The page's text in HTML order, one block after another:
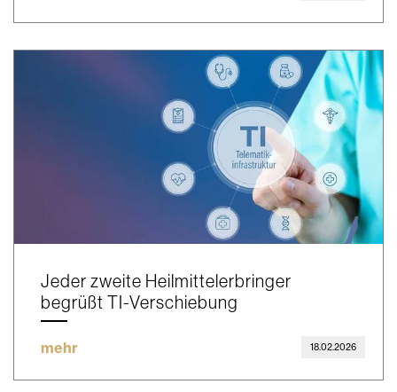
Jeder zweite Heilmittelerbringer
begrüßt TI-Verschiebung
mehr 18.02.2026